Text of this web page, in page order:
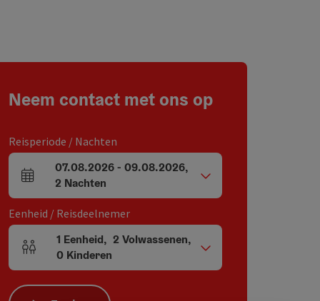
Neem contact met ons op
Reisperiode / Nachten
Velden voor aankomst en vertrek
07.08.2026- 09.08.2026,
2 Nachten
Eenheid / Reisdeelnemer
Aantal eenheden en persoonsvelden
1 Eenheid, 2 Volwassenen,
0 Kinderen